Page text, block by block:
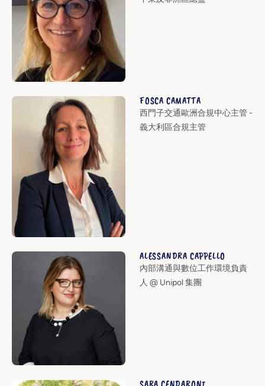
FOSCA CAMATTA
西門子交通歐洲合規中心主管 -
義大利區合規主管
ALESSANDRA CAPPELLO
內部溝通與數位工作環境負責
人 @ Unipol 集團